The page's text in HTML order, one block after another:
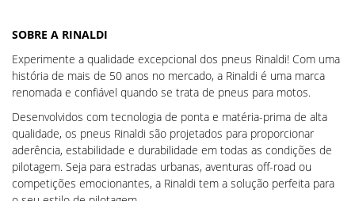
SOBRE A RINALDI
Experimente a qualidade excepcional dos pneus Rinaldi! Com uma
história de mais de 50 anos no mercado, a Rinaldi é uma marca
renomada e confiável quando se trata de pneus para motos.
Desenvolvidos com tecnologia de ponta e matéria-prima de alta
qualidade, os pneus Rinaldi são projetados para proporcionar
aderência, estabilidade e durabilidade em todas as condições de
pilotagem. Seja para estradas urbanas, aventuras off-road ou
competições emocionantes, a Rinaldi tem a solução perfeita para